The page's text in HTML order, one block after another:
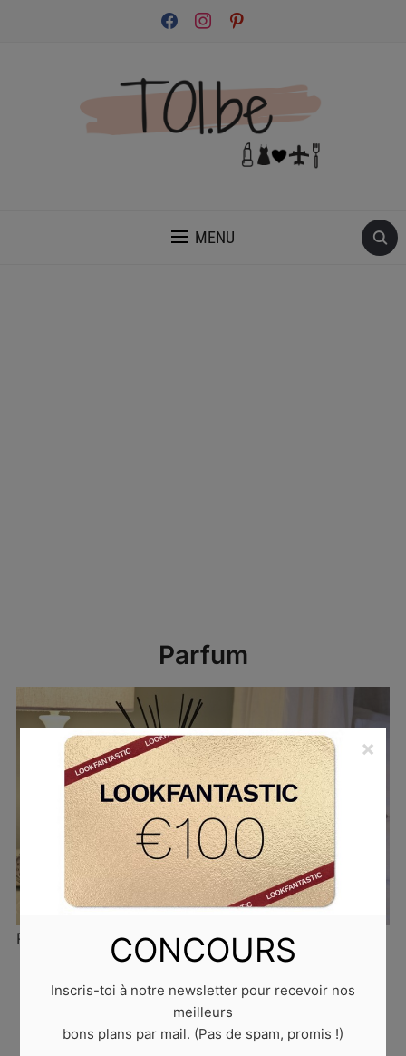
facebookinstagrampinterest
MENU
Parfum
Parfum
Published2 août 2022at728 × 465in Comment
parfumer son intérieur ?. Trackbacks are closed, but
you can post a comment .
CONCOURS
Inscris-toi à notre newsletter pour recevoir nos
meilleurs
bons plans par mail. (Pas de spam, promis !)
×